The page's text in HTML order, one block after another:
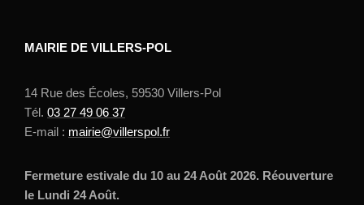
MAIRIE DE VILLERS-POL
14 Rue des Écoles, 59530 Villers-Pol
Tél. 03 27 49 06 37
E-mail : mairie@villerspol.fr
Fermeture estivale du 10 au 24 Août 2026. Réouverture
le Lundi 24 Août.